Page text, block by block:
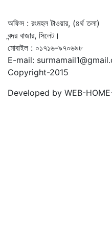
অফিস : রংমহল টাওয়ার, (৪র্থ তলা)
বন্দর বাজার, সিলেট।
মোবাইল : ০১৭১৬-৯৭০৬৯৮
E-mail:
Copyright-2015
Developed by WEB-